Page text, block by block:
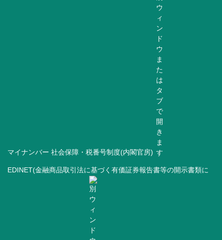
マイナンバー 社会保障・税番号制度(内閣官房)
EDINET(金融商品取引法に基づく有価証券報告書等の開示書類に